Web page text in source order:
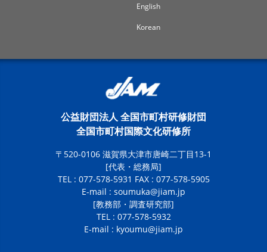
English
Korean
公益財団法人 全国市町村研修財団
全国市町村国際文化研修所
〒520-0106 滋賀県大津市唐崎二丁目13-1
[代表・総務局]
TEL : 077-578-5931 FAX : 077-578-5905
E-mail : soumuka@jiam.jp
[教務部・調査研究部]
TEL : 077-578-5932
E-mail : kyoumu@jiam.jp